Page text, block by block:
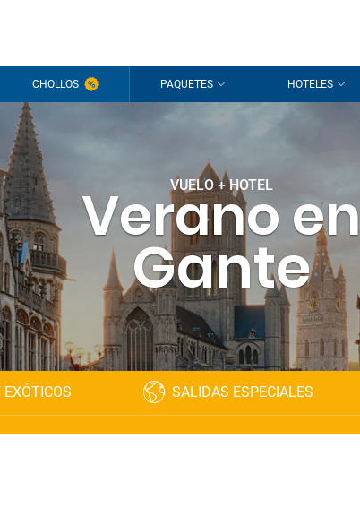
CHOLLOS PAQUETES HOTELES
VUELO + HOTEL
Verano en
Gante
EXÓTICOS SALIDAS ESPECIALES